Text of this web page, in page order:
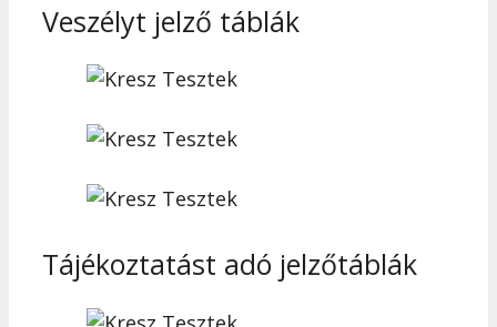
Veszélyt jelző táblák
Tájékoztatást adó jelzőtáblák